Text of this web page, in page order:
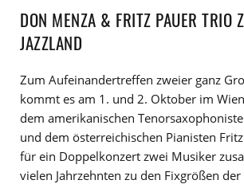
Kategorien
den
Tags
DON MENZA & FRITZ PAUER TRIO
JAZZLAND
Zum Aufeinandertreffen zweier ganz
kommt es am 1. und 2. Oktober im
dem amerikanischen
und dem österreichischen Pianisten
für ein Doppelkonzert zwei Musiker
vielen Jahrzehnten zu den Fixgrößen